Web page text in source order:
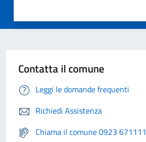
Contatta il comune
Leggi le domande frequenti
Richiedi Assistenza
Chiama il comune 0923 671111